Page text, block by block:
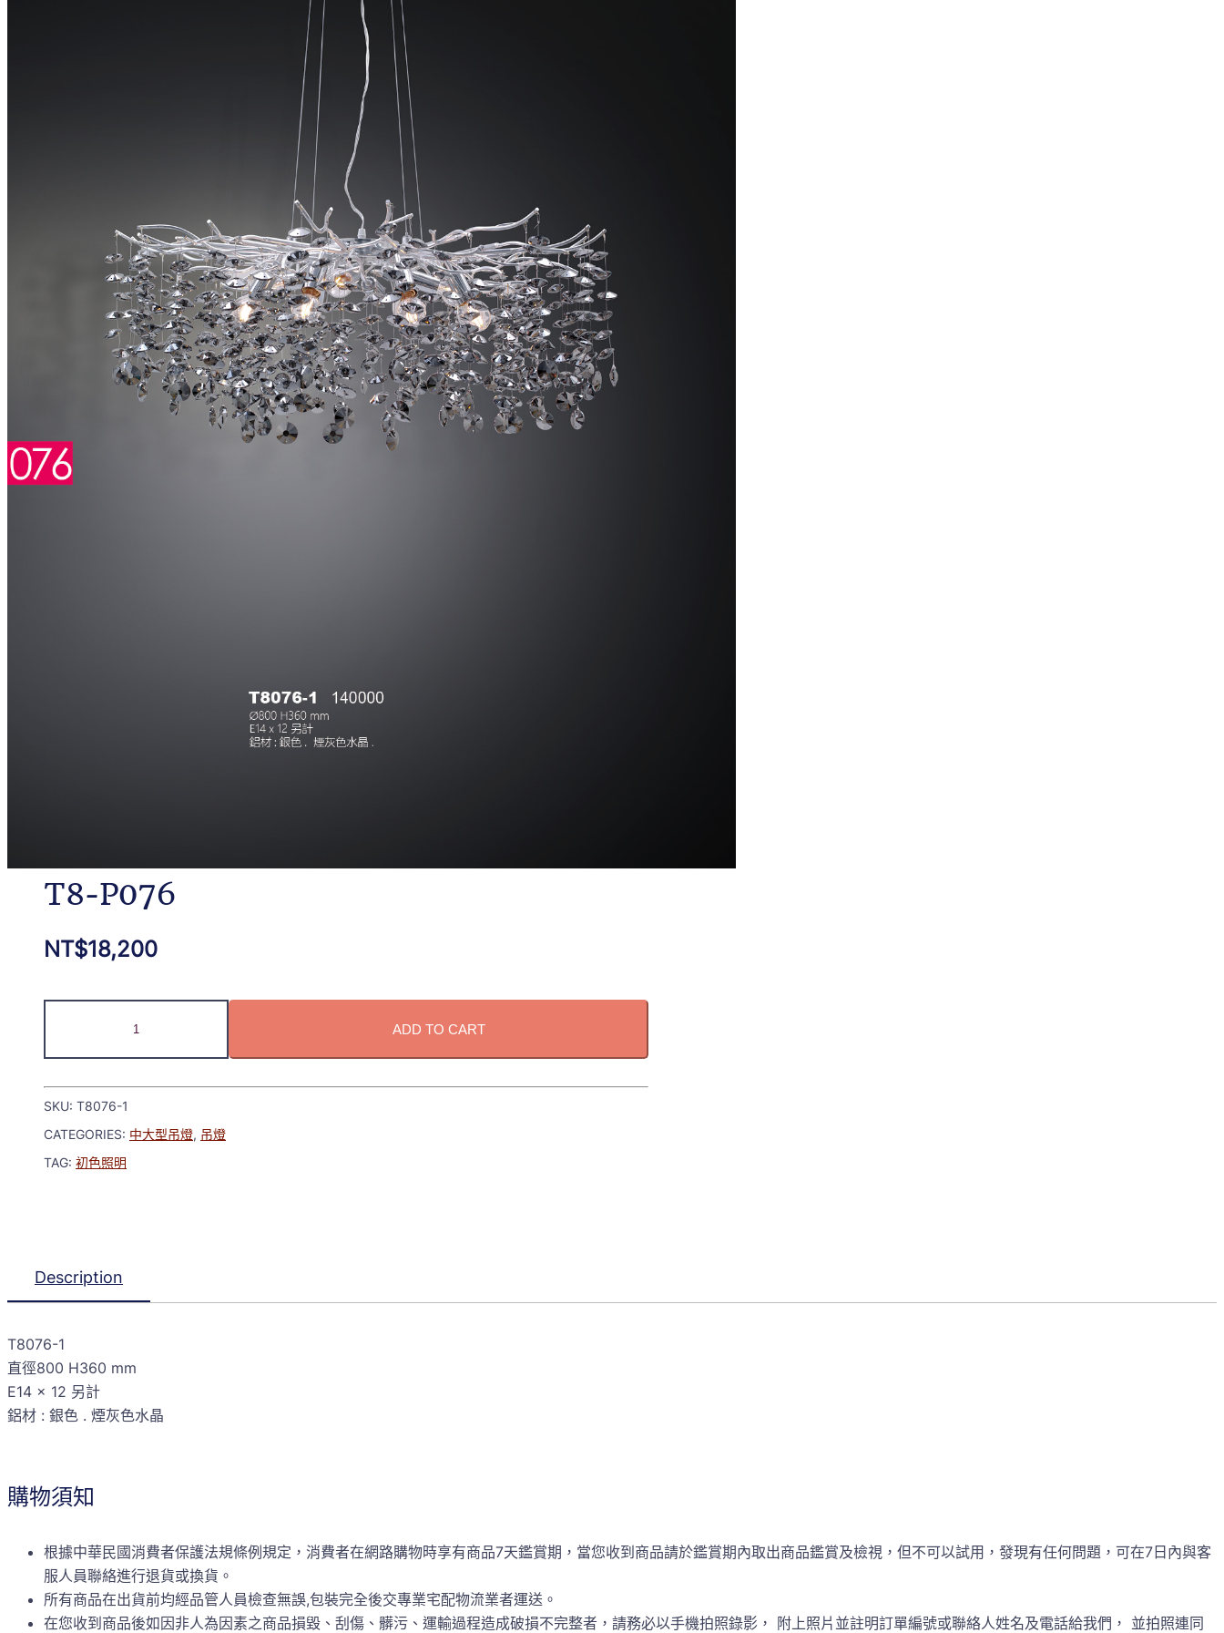
T8-P076
NT$18,200
ADD TO CART
SKU: T8076-1
CATEGORIES: 中大型吊燈, 吊燈
TAG: 初色照明
Description
T8076-1
直徑800 H360 mm
E14 x 12 另計
鋁材 : 銀色 . 煙灰色水晶
購物須知
根據中華民國消費者保護法規條例規定，消費者在網路購物時享有商品7天鑑賞期，當您收到商品請於鑑賞期內取出商品鑑賞及檢視，但不可以試用，發現有任何問題，可在7日內與客
服人員聯絡進行退貨或換貨。
所有商品在出貨前均經品管人員檢查無誤,包裝完全後交專業宅配物流業者運送。
在您收到商品後如因非人為因素之商品損毀、刮傷、髒污、運輸過程造成破損不完整者，請務必以手機拍照錄影， 附上照片並註明訂單編號或聯絡人姓名及電話給我們， 並拍照連同